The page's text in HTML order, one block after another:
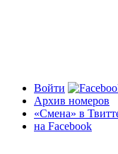
Войти
Архив номеров
«Смена» в
на Facebook